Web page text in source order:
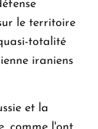
le territoire
totalité
iraniens
et la